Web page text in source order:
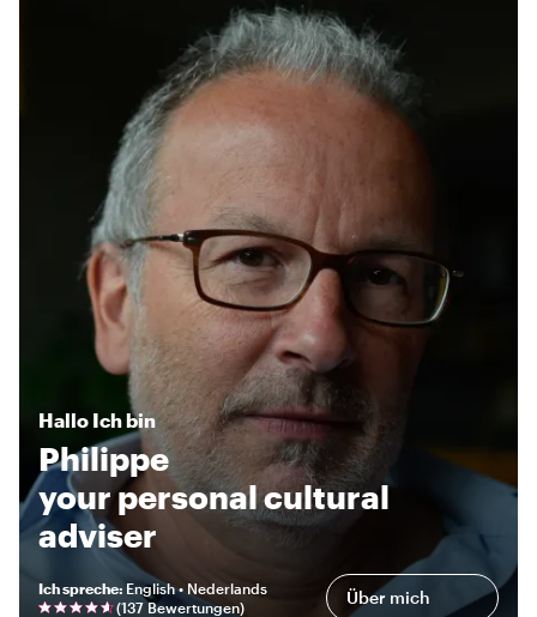
Hallo Ich bin
Philippe
your personal cultural
adviser
Ich spreche: English • Nederlands
(137 Bewertungen) Über mich